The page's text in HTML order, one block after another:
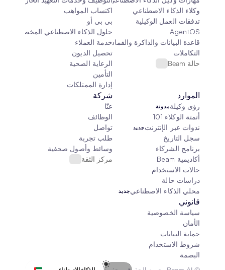
وكلاء الذكاء الاصطناعي
تدفقات العمل الوكيلية
AgentOS
قاعدة البيانات والذاكرة والقماش
التكاملات
حالة Beam
اكتساب المواهب
بي بي أو
حلول الذكاء الاصطناعي المخصصة
خدمة العملاء
تحصيل الديون
الرعاية الصحية
التأمين
إدارة الممتلكات
الموارد
رؤى وكيلةمدونة
أتمتة الوكلاء 101
ندوات عبر الإنترنتجديد
سجل التاريخ
برنامج الشركاء
أكاديمية Beam
حالات الاستخدام
دراسات حالة
محلي الذكاء الاصطناعيجديد
شركة
عنّا
الوظائف
تواصل
طلب تجربة
وسائط وأصول صحفية
مركز الثقة
قانوني
سياسة الخصوصية
الأمان
حماية البيانات
شروط الاستخدام
البصمة
Select Language